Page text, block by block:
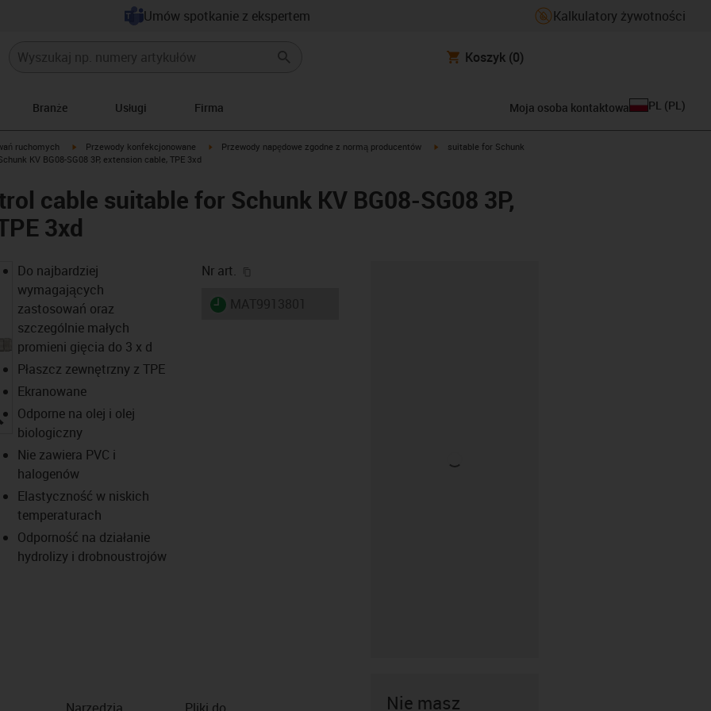
Umów spotkanie z ekspertem Kalkulatory żywotności
Koszyk (0)
Branże Usługi Firma Moja osoba kontaktowa PL (PL )
ruchomych igus-icon-arrow-right
Przewody konfekcjonowane igus-icon-arrow-right
Przewody napędowe zgodne z normą producentów igus-icon-arrow-right
suitable for Schunk
KV BG08-SG08 3P, extension cable, TPE 3xd
cable suitable for Schunk KV BG08-SG08 3P,
3xd
igus-icon-lupe
Do najbardziej
wymagających
zastosowań oraz
szczególnie małych
promieni gięcia do 3 x d
Płaszcz zewnętrzny z TPE
Ekranowane
Odporne na olej i olej
biologiczny
Nie zawiera PVC i
halogenów
Elastyczność w niskich
temperaturach
Odporność na działanie
hydrolizy i drobnoustrojów
Nr art.
igus-icon-lieferzeit
Narzędzia Pliki do Nie masz